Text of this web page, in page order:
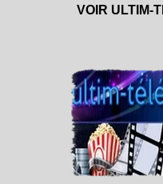
VOIR ULTIM-